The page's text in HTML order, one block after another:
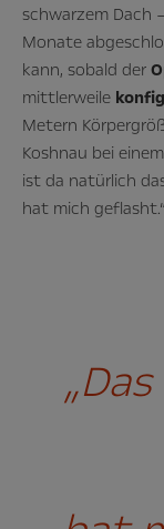
schwarzem Dach
Monate
kann, sobald der
mittlerweile
Metern
Koshnau bei
ist da natürlich
hat mich geflasht.“